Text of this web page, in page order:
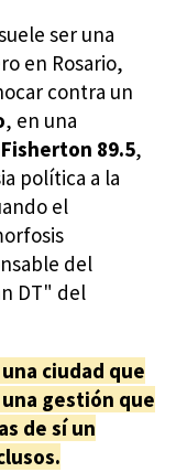
ser una
en Rosario,
contra un
, en una
89.5,
política a la
el
del
DT" del
ciudad que
gestión que
de sí un